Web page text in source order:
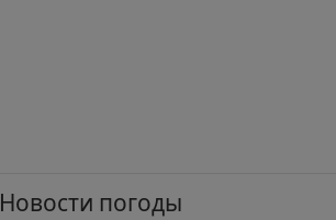
Новости погоды